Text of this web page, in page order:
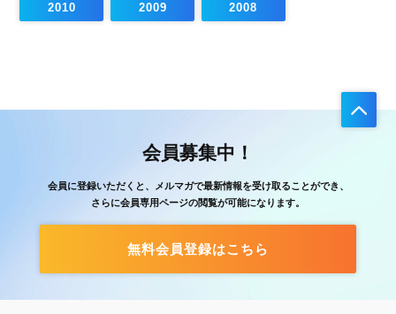
2010 2009 2008
会員募集中！
会員に登録いただくと、メルマガで最新情報を受け取ることができ、
さらに会員専用ページの閲覧が可能になります。
無料会員登録はこちら